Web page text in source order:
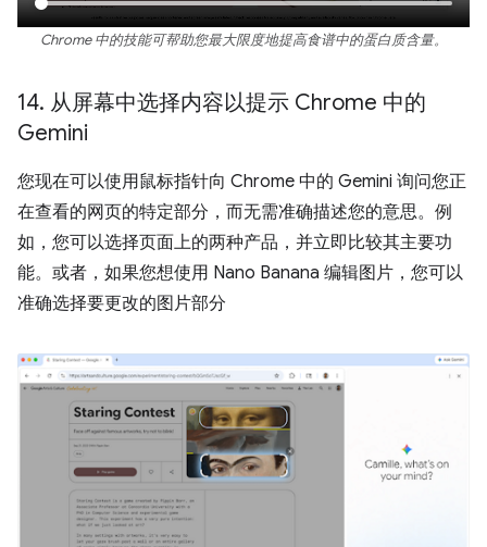
Chrome 中的技能可帮助您最大限度地提高食谱中的蛋白质含量。
14. 从屏幕中选择内容以提示 Chrome 中的
Gemini
您现在可以使用鼠标指针向 Chrome 中的 Gemini 询问您正
在查看的网页的特定部分，而无需准确描述您的意思。例
如，您可以选择页面上的两种产品，并立即比较其主要功
能。或者，如果您想使用 Nano Banana 编辑图片，您可以
准确选择要更改的图片部分